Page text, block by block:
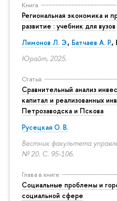
Книга
Региональная экономика и
развитие : учебник для вузов
Лимонов Л. Э., Батчаев А. Р.,
Юрайт, 2025.
Статья
Сравнительный анализ
капитал и реализованных
Петрозаводска и Пскова
Русецкая О. В.
Вестник факультета
№ 20. С. 95-106.
Глава в книге
Социальные проблемы и
социальной сфере